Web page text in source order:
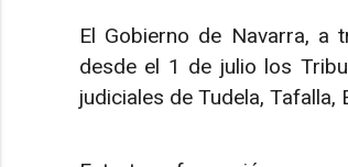
El Gobierno de Navarra, a
desde el 1 de julio los
judiciales de Tudela,